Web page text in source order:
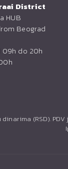
District
HUB
Beograd
09h do 20h
dinarima (RSD).